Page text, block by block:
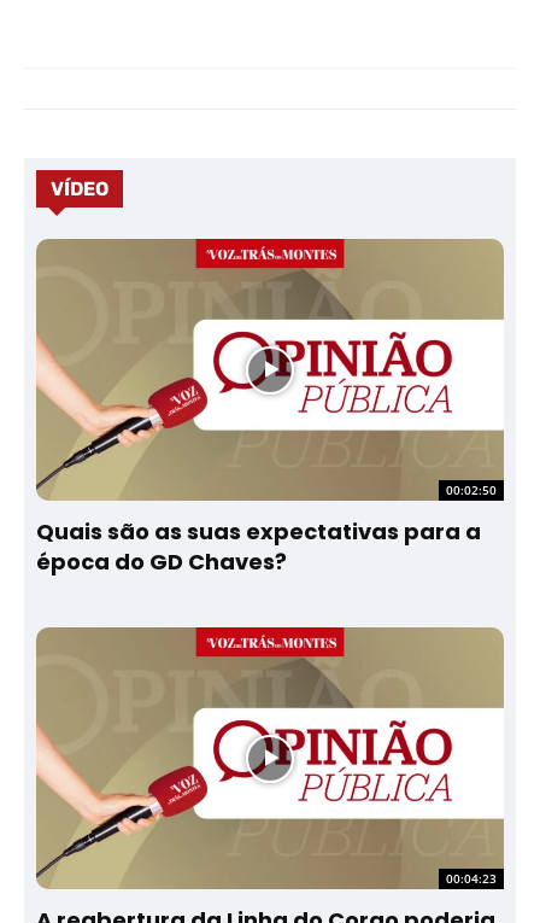
VÍDEO
00:02:50
Quais são as suas expectativas para a
época do GD Chaves?
00:04:23